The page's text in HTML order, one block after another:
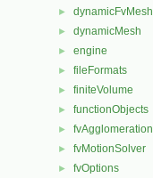
► dynamicFvMesh
► dynamicMesh
► engine
► fileFormats
► finiteVolume
► functionObjects
►
► fvMotionSolver
► fvOptions